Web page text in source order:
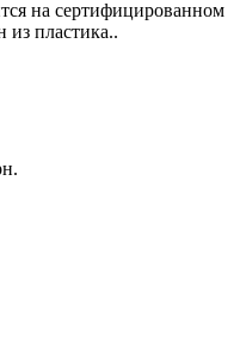
на сертифицированном
из пластика..